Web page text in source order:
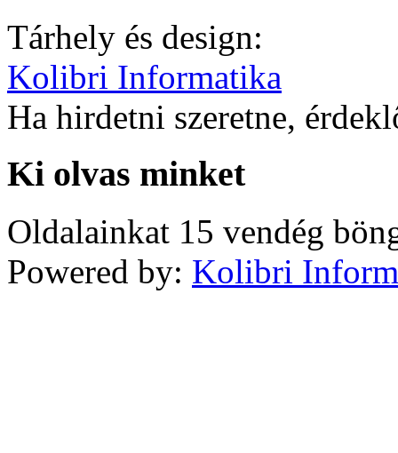
Tárhely és design:
Kolibri Informatika
Ha hirdetni szeretne,
Ki olvas minket
Oldalainkat 15 vendég
Powered by: Kolibri